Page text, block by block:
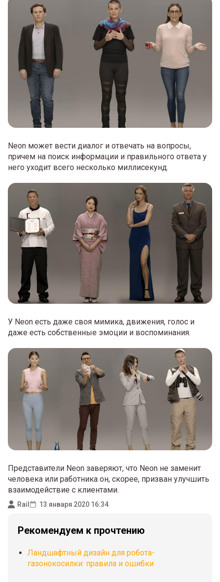
Neon может вести диалог и отвечать на вопросы,
причем на поиск информации и правильного ответа у
него уходит всего несколько миллисекунд.
У Neon есть даже своя мимика, движения, голос и
даже есть собственные эмоции и воспоминания.
Представители Neon заверяют, что Neon не заменит
человека или работника он, скорее, призван улучшить
взаимодействие с клиентами.
Rail 13 января 2020 16:34
Рекомендуем к прочтению
Ландшафтный дизайн для робота-
газонокосилки: правила и ошибки